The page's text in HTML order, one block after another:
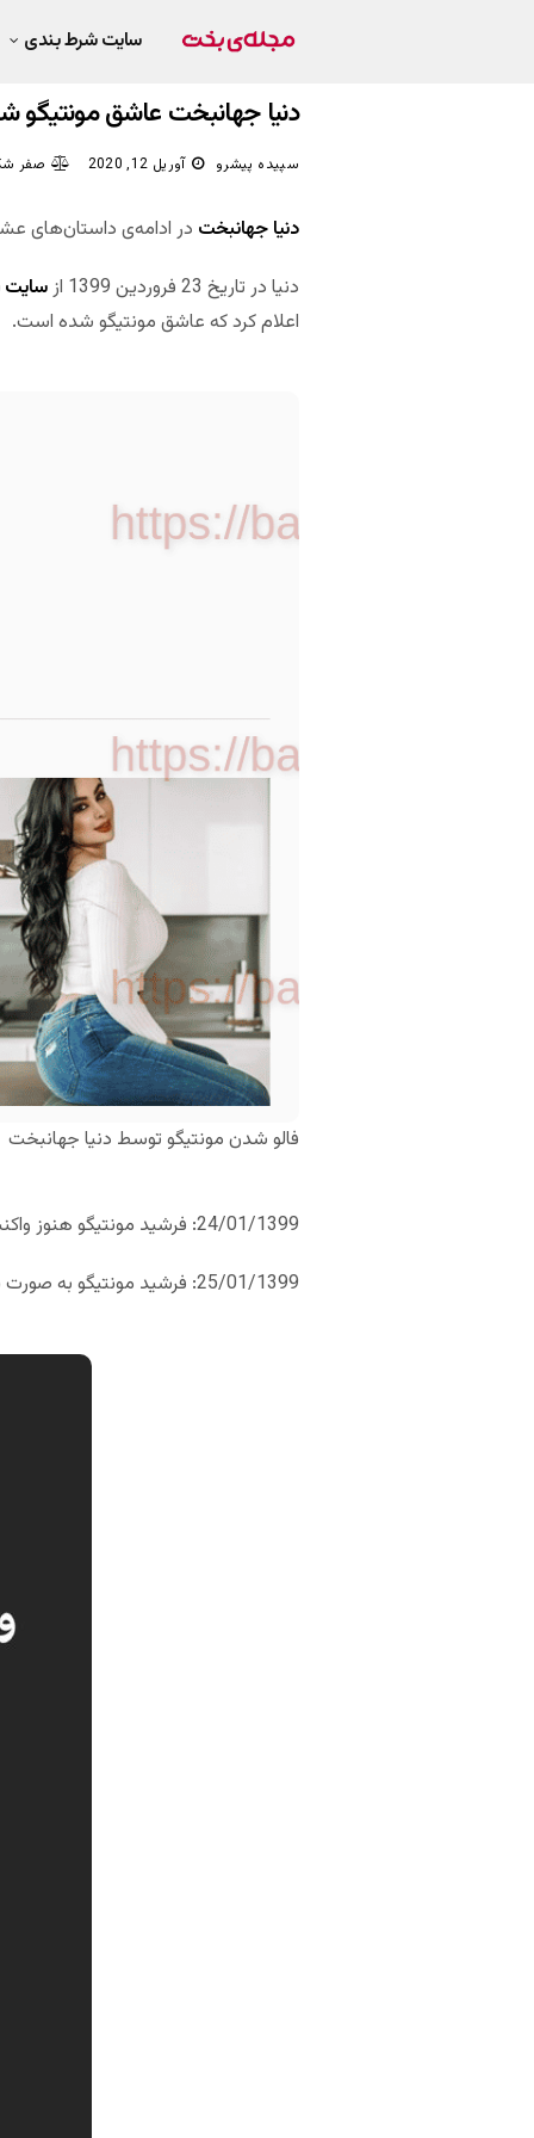
سایت شرط بندی
دنیا جهانبخت عاشق مونتیگو
سپیده پیشرو آوریل 12, 2020 صفر
دنیا جهانبخت در ادامه‌ی داستان‌های
دنیا در تاریخ 23 فروردین 1399 از
اعلام کرد که عاشق مونتیگو شده است.
فالو شدن مونتیگو توسط دنیا جهانبخت
24/01/1399: فرشید مونتیگو هنوز واکنشی نسبت به این موضوع نشان نداده است.
25/01/1399: فرشید مونتیگو به صورت ضمنی ارتباطش با دنیا جهانبخت را تایید کرد.